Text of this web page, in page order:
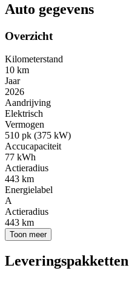
Auto gegevens
Overzicht
Kilometerstand
10 km
Jaar
2026
Aandrijving
Elektrisch
Vermogen
510 pk (375 kW)
Accucapaciteit
77 kWh
Actieradius
443 km
Energielabel
A
Actieradius
443 km
Toon meer
Leveringspakketten